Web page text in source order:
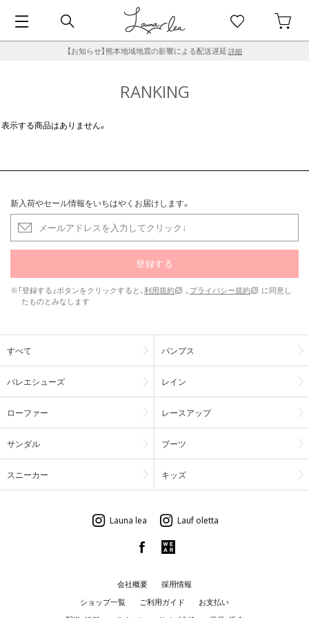
【お知らせ】熊本地域地震の影響による配送遅延 詳細
RANKING
表示する商品はありません。
新入荷やセール情報をいちはやくお届けします。
登録する
※「登録する」ボタンをクリックすると、利用規約 、 プライバシー規約
に同意し
たものとみなします
すべて パンプス
バレエシューズ レイン
ローファー レースアップ
サンダル ブーツ
スニーカー キッズ
Launa lea Lauf oletta
会社概要
採用情報
ショップ一覧
ご利用ガイド
お支払い